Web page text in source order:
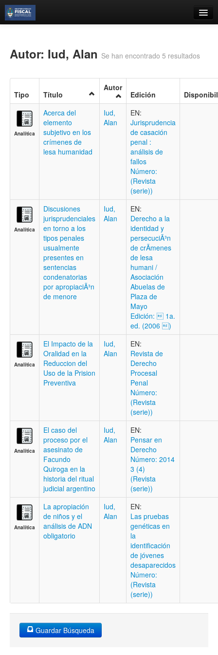
Búsqueda Avanzada
Contacto
Iniciar sesión
Autor: Iud, Alan Se han encontrado 5 resultados
Tipo Título
Autor
Edición
Analítica
Acerca del
elemento
subjetivo en los
crímenes de
lesa humanidad
Iud,
Alan
EN:
Jurisprudencia
de casación
penal :
análisis de
fallos
Número:
(Revista
(serie))
Analítica
Discusiones
jurisprudenciales
en torno a los
tipos penales
usualmente
presentes en
sentencias
condenatorias
por apropiaciÃ³n
de menore
Iud,
Alan
EN:
Derecho a la
identidad y
persecuciÃ³n
de crÃ­menes
de lesa
humani /
Asociación
Abuelas de
Plaza de
Mayo
Edición:  1a.
ed. (2006 )
Analítica
El Impacto de la
Oralidad en la
Reduccion del
Uso de la Prision
Preventiva
Iud,
Alan
EN:
Revista de
Derecho
Procesal
Penal
Número:
(Revista
(serie))
Analítica
El caso del
proceso por el
asesinato de
Facundo
Quiroga en la
historia del ritual
judicial argentino
Iud,
Alan
EN:
Pensar en
Derecho
Número: 2014
3 (4)
(Revista
(serie))
Analítica
La apropiación
de niños y el
análisis de ADN
obligatorio
Iud,
Alan
EN:
Las pruebas
genéticas en
la
identificación
de jóvenes
desaparecidos
Número:
(Revista
(serie))
Guardar Búsqueda